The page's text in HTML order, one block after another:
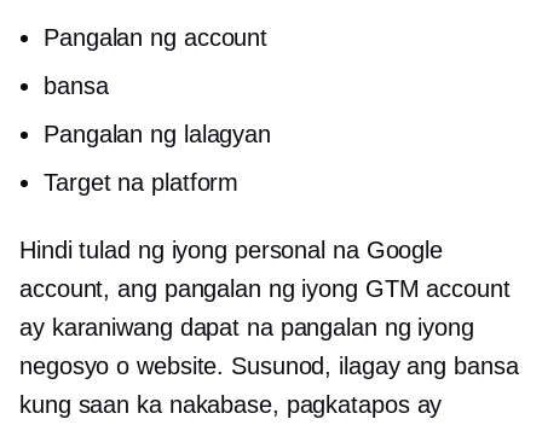
Pangalan ng account
bansa
Pangalan ng lalagyan
Target na platform
Hindi tulad ng iyong personal na Google
account, ang pangalan ng iyong GTM account
ay karaniwang dapat na pangalan ng iyong
negosyo o website. Susunod, ilagay ang bansa
kung saan ka nakabase, pagkatapos ay